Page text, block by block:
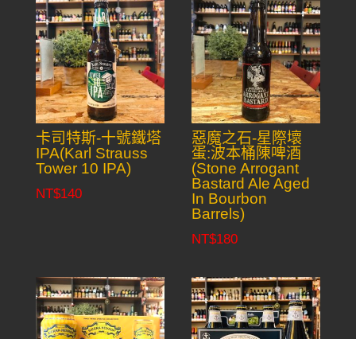
卡司特斯-十號鐵塔
IPA(Karl Strauss
Tower 10 IPA)
NT$140
惡魔之石-星際壞
蛋:波本桶陳啤酒
(Stone Arrogant
Bastard Ale Aged
In Bourbon
Barrels)
NT$180